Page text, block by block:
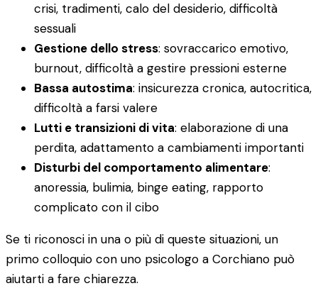
crisi, tradimenti, calo del desiderio, difficoltà
sessuali
Gestione dello stress: sovraccarico emotivo,
burnout, difficoltà a gestire pressioni esterne
Bassa autostima: insicurezza cronica, autocritica,
difficoltà a farsi valere
Lutti e transizioni di vita: elaborazione di una
perdita, adattamento a cambiamenti importanti
Disturbi del comportamento alimentare:
anoressia, bulimia, binge eating, rapporto
complicato con il cibo
Se ti riconosci in una o più di queste situazioni, un
primo colloquio con uno psicologo a Corchiano può
aiutarti a fare chiarezza.